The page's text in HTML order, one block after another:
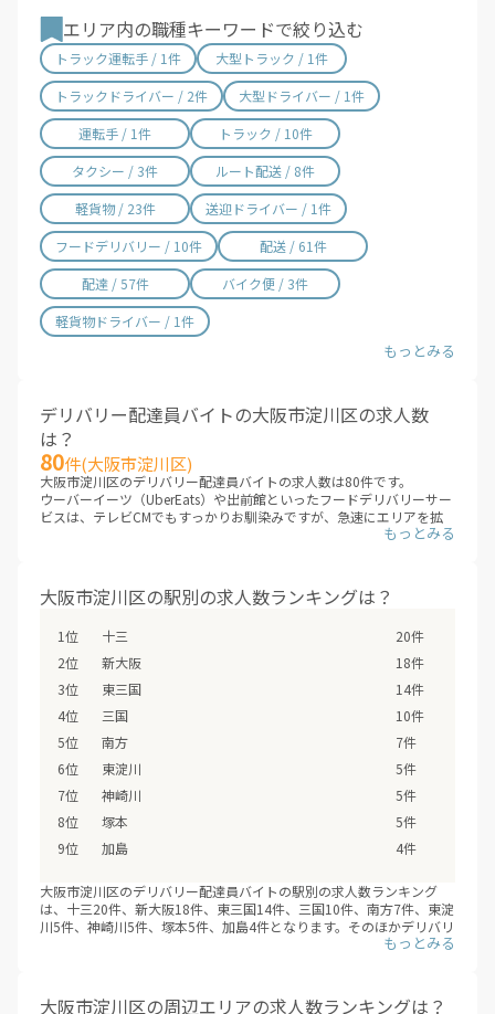
沖縄県 / 284件
エリア内の職種キーワードで絞り込む
トラック運転手 / 1件
大型トラック / 1件
トラックドライバー / 2件
大型ドライバー / 1件
運転手 / 1件
トラック / 10件
タクシー / 3件
ルート配送 / 8件
軽貨物 / 23件
送迎ドライバー / 1件
フードデリバリー / 10件
配送 / 61件
配達 / 57件
バイク便 / 3件
軽貨物ドライバー / 1件
デリバリー配達員バイトの大阪市淀川区の求人数
は？
80件(大阪市淀川区)
大阪市淀川区のデリバリー配達員バイトの求人数は80件です。
ウーバーイーツ（UberEats）や出前館といったフードデリバリーサー
ビスは、テレビCMでもすっかりお馴染みですが、急速にエリアを拡
大しています。これまでサービスが提供されていないエリアも、次々
大阪市淀川区のエリアに、新しいデリバリー配達員バイトが追加され
ていないか、ぜひチェックしてみてください。
※2026年08月最新
大阪市淀川区の駅別の求人数ランキングは？
十三
20件
新大阪
18件
東三国
14件
三国
10件
南方
7件
東淀川
5件
神崎川
5件
塚本
5件
加島
4件
大阪市淀川区のデリバリー配達員バイトの駅別の求人数ランキング
は、十三20件、新大阪18件、東三国14件、三国10件、南方7件、東淀
川5件、神崎川5件、塚本5件、加島4件となります。そのほかデリバリ
ー 配達員バイトの求人 - 大阪市淀川区のデリバリー配達員バイトの求
フードデリバリーサービスの配達員登録は、サービスが開始するより
大阪市淀川区の周辺エリアの求人数ランキングは？